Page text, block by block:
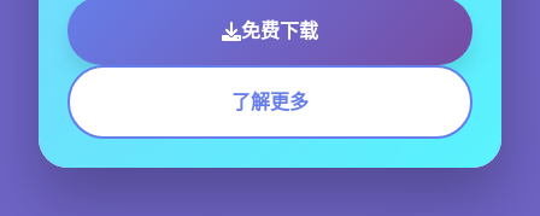
免费下载
了解更多